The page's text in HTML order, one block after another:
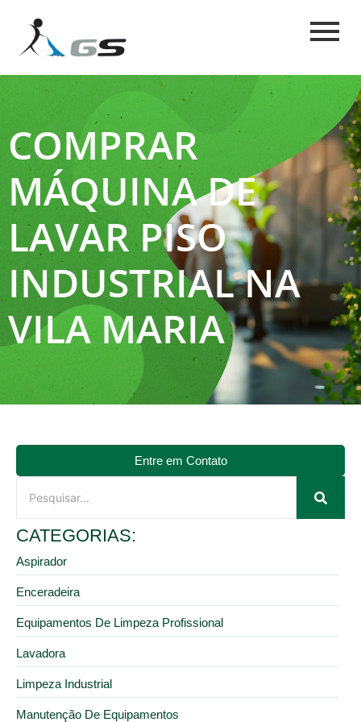
COMPRAR
MÁQUINA DE
LAVAR PISO
INDUSTRIAL NA
VILA MARIA
Entre em Contato
CATEGORIAS:
Aspirador
Enceradeira
Equipamentos De Limpeza Profissional
Lavadora
Limpeza Industrial
Manutenção De Equipamentos